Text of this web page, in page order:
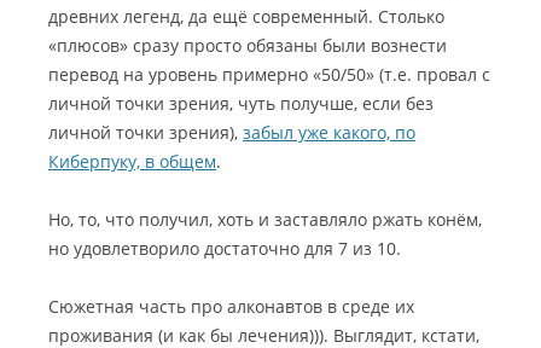
древних легенд, да ещё современный. Столько
«плюсов» сразу просто обязаны были вознести
перевод на уровень примерно «50/50» (т.е. провал с
личной точки зрения, чуть получше, если без
личной точки зрения), забыл уже какого, по
Киберпуку, в общем.
Но, то, что получил, хоть и заставляло ржать конём,
но удовлетворило достаточно для 7 из 10.
Сюжетная часть про алконавтов в среде их
проживания (и как бы лечения))). Выглядит, кстати,